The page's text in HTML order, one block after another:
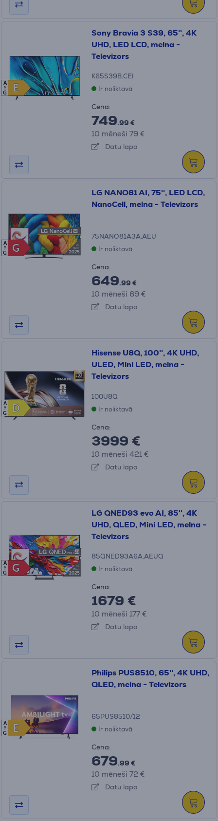
E
E
A
G
Sony Bravia 3 S39, 65'', 4K
UHD, LED LCD, melna -
Televizors
K65S39B.CEI
Ir noliktavā
Cena:
749.99 €
10 mēneši 79 €
Datu lapa
G
G
A
G
LG NANO81 AI, 75'', LED LCD,
NanoCell, melna - Televizors
75NANO81A3A.AEU
Ir noliktavā
Cena:
649.99 €
10 mēneši 69 €
Datu lapa
D
D
A
G
Hisense U8Q, 100'', 4K UHD,
ULED, Mini LED, melna -
Televizors
100U8Q
Ir noliktavā
Cena:
3999 €
10 mēneši 421 €
Datu lapa
G
G
A
G
LG QNED93 evo AI, 85'', 4K
UHD, QLED, Mini LED, melna -
Televizors
85QNED93A6A.AEUQ
Ir noliktavā
Cena:
1679 €
10 mēneši 177 €
Datu lapa
E
E
A
G
Philips PUS8510, 65'', 4K UHD,
QLED, melna - Televizors
65PUS8510/12
Ir noliktavā
Cena:
679.99 €
10 mēneši 72 €
Datu lapa